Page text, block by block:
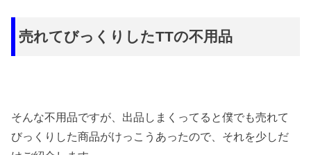
売れてびっくりしたTTの不用品
そんな不用品ですが、出品しまくってると僕でも売れて
びっくりした商品がけっこうあったので、それを少しだ